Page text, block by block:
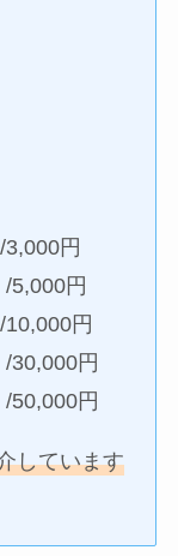
円
5,000円
円
30,000円
50,000円
しています